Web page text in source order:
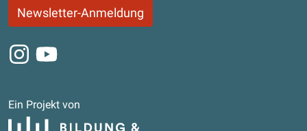
Newsletter-Anmeldung
Instagram
Youtube
Ein Projekt von
Bildung und Begabung